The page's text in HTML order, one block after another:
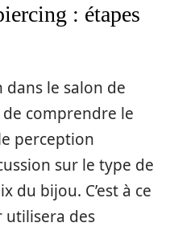
: étapes
dans le salon de
comprendre le
perception
sur le type de
du bijou. C’est à ce
utilisera des